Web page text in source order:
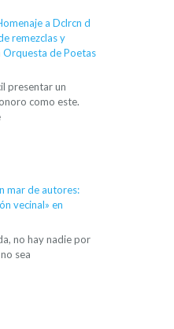
a Dclrcn d
remezclas y
Orquesta de Poetas
presentar un
como este.
mar de autores:
vecinal» en
no hay nadie por
sea